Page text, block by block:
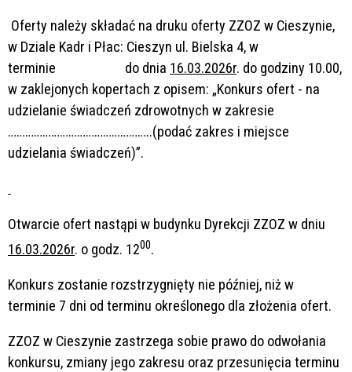
Oferty należy składać na druku oferty ZZOZ w Cieszynie,
w Dziale Kadr i Płac: Cieszyn ul. Bielska 4, w
terminie do dnia 16.03.2026r. do godziny 10.00,
w zaklejonych kopertach z opisem: „Konkurs ofert - na
udzielanie świadczeń zdrowotnych w zakresie
…………………………………………..(podać zakres i miejsce
udzielania świadczeń)”.
Otwarcie ofert nastąpi w budynku Dyrekcji ZZOZ w dniu
16.03.2026r. o godz. 1200.
Konkurs zostanie rozstrzygnięty nie później, niż w
terminie 7 dni od terminu określonego dla złożenia ofert.
ZZOZ w Cieszynie zastrzega sobie prawo do odwołania
konkursu, zmiany jego zakresu oraz przesunięcia terminu